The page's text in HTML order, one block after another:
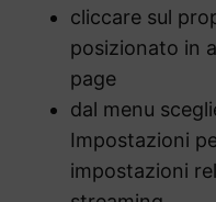
cliccare sul
posizionato in
page
dal menu
Impostazioni
impostazioni